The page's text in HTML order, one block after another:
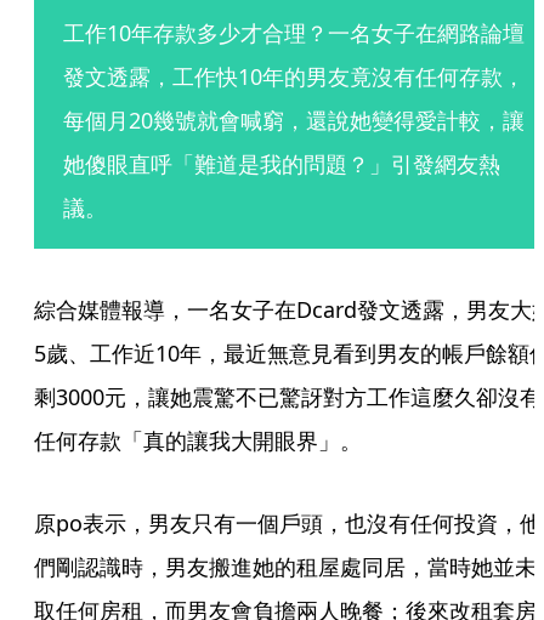
工作10年存款多少才合理？一名女子在網路論壇
發文透露，工作快10年的男友竟沒有任何存款，
每個月20幾號就會喊窮，還說她變得愛計較，讓
她傻眼直呼「難道是我的問題？」引發網友熱
議。
綜合媒體報導，一名女子在Dcard發文透露，男友大
5歲、工作近10年，最近無意見看到男友的帳戶餘額
剩3000元，讓她震驚不已驚訝對方工作這麼久卻沒有
任何存款「真的讓我大開眼界」。
原po表示，男友只有一個戶頭，也沒有任何投資，他
們剛認識時，男友搬進她的租屋處同居，當時她並未
取任何房租，而男友會負擔兩人晚餐；後來改租套房